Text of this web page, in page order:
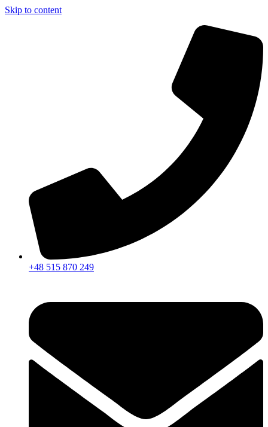
Skip to content
+48 515 870 249